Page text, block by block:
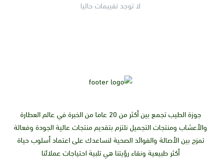
لا توجد تقييمات حاليا
جوزة الطيب تجمع بين أكثر من 20 عاما من الخبرة في عالم العطارة
والأعشاب ومنتجات التجميل نلتزم بتقديم منتجات عالية الجودة وفعالة
تمزج بين الأصالة والفوائد الصحية لنساعدك على اعتماد أسلوب حياة
أكثر طبيعية ونقاء رؤيتنا هي تلبية احتياجات عملائنا